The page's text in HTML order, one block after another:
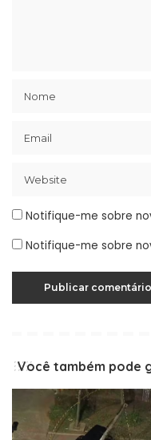
Notifique-me sobre
Notifique-me sobre
Você também pode